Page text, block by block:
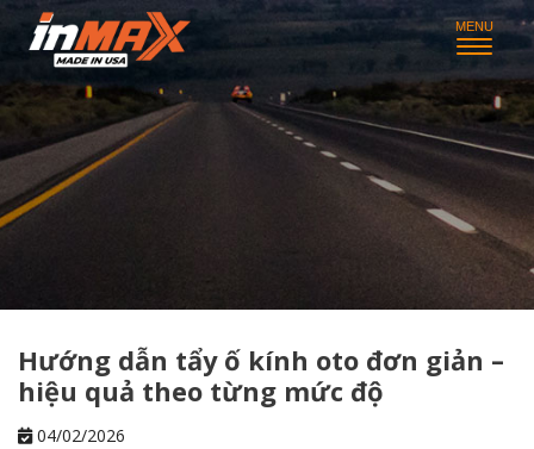
Hướng dẫn tẩy ố kính oto đơn giản –
hiệu quả theo từng mức độ
04/02/2026